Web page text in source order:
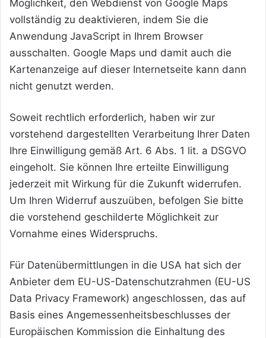
Möglichkeit, den Webdienst von Google Maps
vollständig zu deaktivieren, indem Sie die
Anwendung JavaScript in Ihrem Browser
ausschalten. Google Maps und damit auch die
Kartenanzeige auf dieser Internetseite kann dann
nicht genutzt werden.
Soweit rechtlich erforderlich, haben wir zur
vorstehend dargestellten Verarbeitung Ihrer Daten
Ihre Einwilligung gemäß Art. 6 Abs. 1 lit. a DSGVO
eingeholt. Sie können Ihre erteilte Einwilligung
jederzeit mit Wirkung für die Zukunft widerrufen.
Um Ihren Widerruf auszuüben, befolgen Sie bitte
die vorstehend geschilderte Möglichkeit zur
Vornahme eines Widerspruchs.
Für Datenübermittlungen in die USA hat sich der
Anbieter dem EU-US-Datenschutzrahmen (EU-US
Data Privacy Framework) angeschlossen, das auf
Basis eines Angemessenheitsbeschlusses der
Europäischen Kommission die Einhaltung des